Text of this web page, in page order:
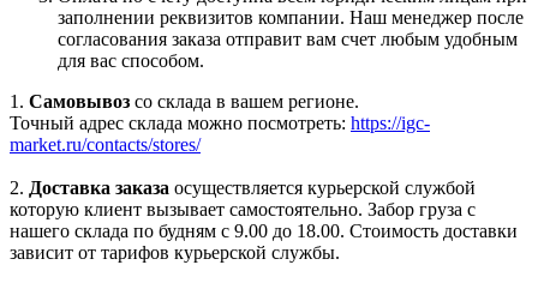
заполнении реквизитов компании. Наш менеджер после
согласования заказа отправит вам счет любым удобным
для вас способом.
1. Самовывоз со склада в вашем регионе.
Точный адрес склада можно посмотреть: https://igc-
market.ru/contacts/stores/
2. Доставка заказа осуществляется курьерской службой
которую клиент вызывает самостоятельно. Забор груза с
нашего склада по будням с 9.00 до 18.00. Стоимость доставки
зависит от тарифов курьерской службы.